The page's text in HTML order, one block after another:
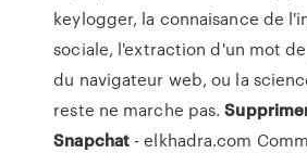
keylogger, la connaisance de
sociale, l'extraction d'un mot
du navigateur web, ou la
reste ne marche pas.
Snapchat - elkhadra.com